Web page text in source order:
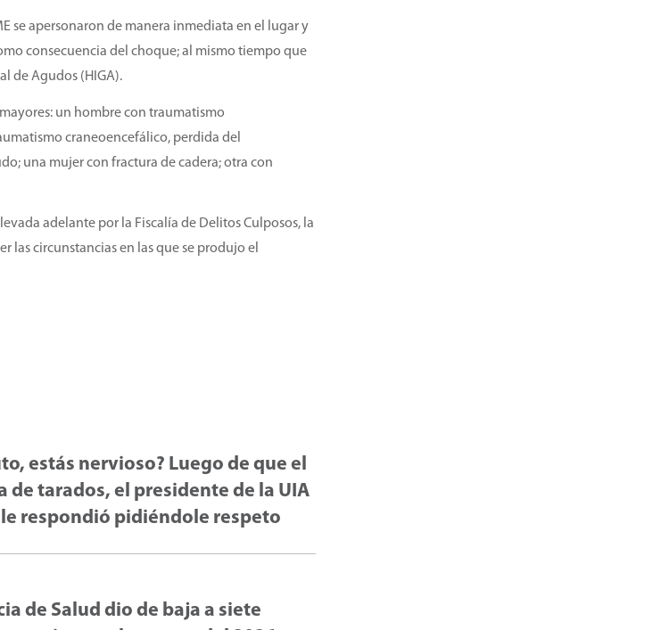
se apersonaron de manera inmediata en el lugar y
consecuencia del choque; al mismo tiempo que
de Agudos (HIGA).
un hombre con traumatismo
craneoencefálico, perdida del
una mujer con fractura de cadera; otra con
adelante por la Fiscalía de Delitos Culposos, la
las circunstancias en las que se produjo el
estás nervioso? Luego de que el
de tarados, el presidente de la UIA
respondió pidiéndole respeto
de Salud dio de baja a siete